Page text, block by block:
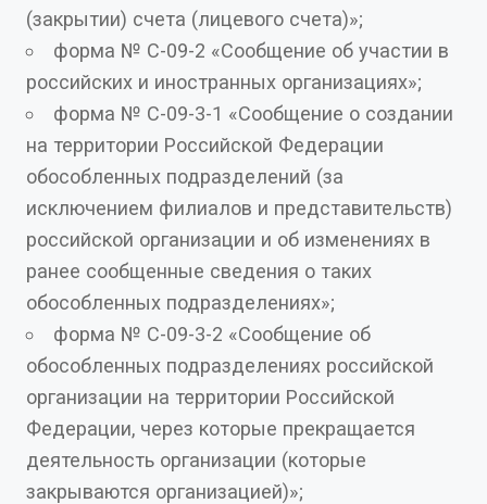
(закрытии) счета (лицевого счета)»;
форма № С-09-2 «Сообщение об участии в
российских и иностранных организациях»;
форма № С-09-3-1 «Сообщение о создании
на территории Российской Федерации
обособленных подразделений (за
исключением филиалов и представительств)
российской организации и об изменениях в
ранее сообщенные сведения о таких
обособленных подразделениях»;
форма № С-09-3-2 «Сообщение об
обособленных подразделениях российской
организации на территории Российской
Федерации, через которые прекращается
деятельность организации (которые
закрываются организацией)»;